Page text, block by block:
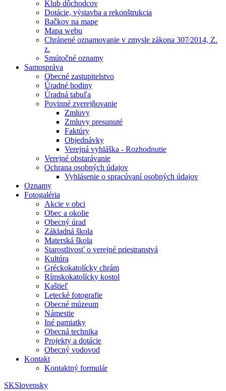
Klub dôchodcov
Dotácie, výstavba a rekonštrukcia
Bačkov na mape
Mapa webu
Chránené oznamovanie v zmysle zákona 307⁄2014, Z.
z.
Smútočné oznamy
Samospráva
Obecné zastupitelstvo
Úradné hodiny
Úradná tabuľa
Povinné zverejňovanie
Zmluvy
Zmluvy presunuté
Faktúry
Objednávky
Verejná vyhláška - Rozhodnutie
Verejné obstarávanie
Ochrana osobných údajov
Vyhlásenie o spracúvaní osobných údajov
Oznamy
Fotogaléria
Akcie v obci
Obec a okolie
Obecný úrad
Základná škola
Materská škola
Starostlivosť o verejné priestranstvá
Kultúra
Gréckokatolícky chrám
Rímskokatolícky kostol
Kaštieľ
Letecké fotografie
Obecné múzeum
Námestie
Iné pamiatky
Obecná technika
Projekty a dotácie
Obecný vodovod
Kontakt
Kontaktný formulár
SKSlovensky